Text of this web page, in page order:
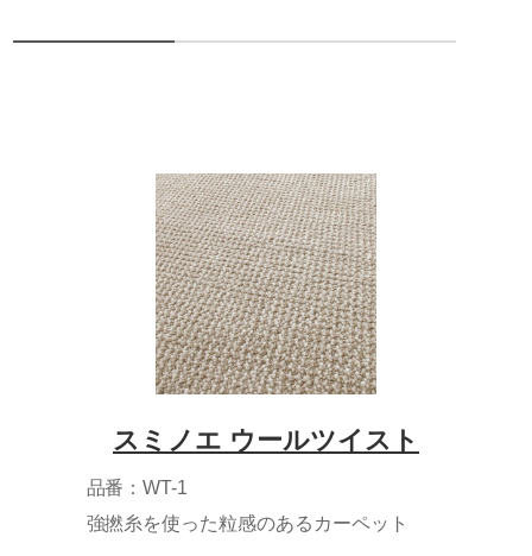
スミノエ ウールツイスト
品番：WT-1
強撚糸を使った粒感のあるカーペット